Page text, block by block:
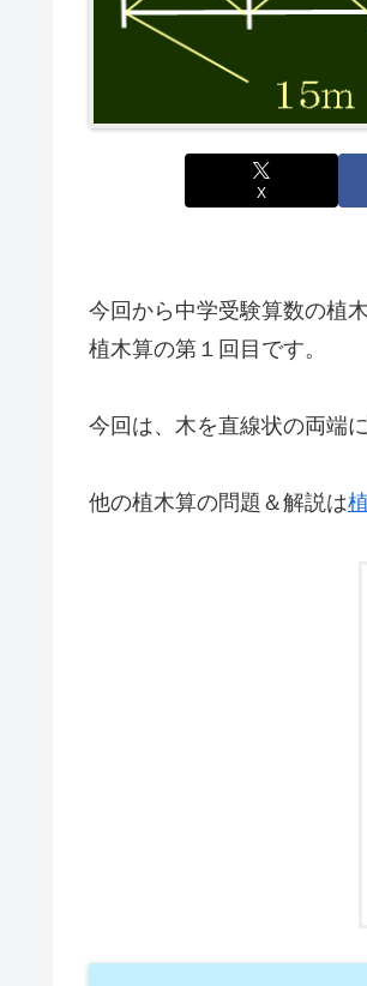
X
今回から中学受験算数の植
植木算の第１回目です。
今回は、木を直線状の両端
他の植木算の問題＆解説は